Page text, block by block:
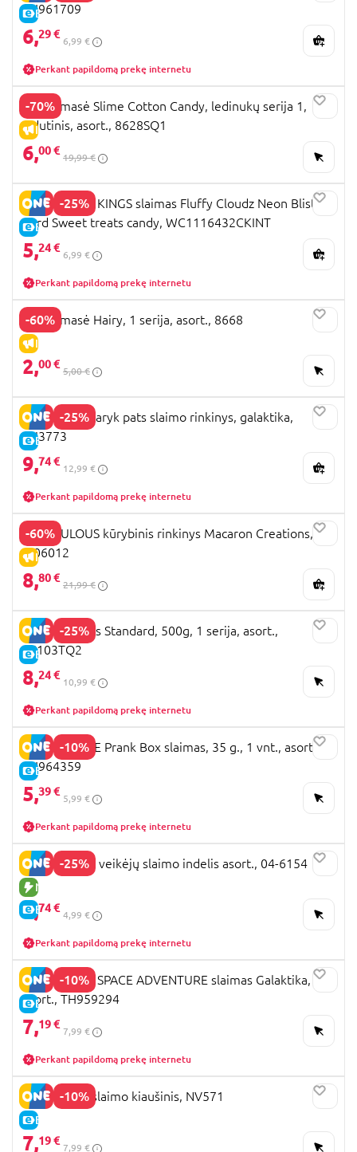
E-KAINA
TH961709
6,29 €
6,99 €
Perkant papildomą prekę internetu
-70%
IŠPARDAVIMAS
OOSH masė Slime Cotton Candy, ledinukų serija 1,
vidutinis, asort., 8628SQ1
6,00 €
19,99 €
-25%
E-KAINA
COMPOUND KINGS slaimas Fluffy Cloudz Neon Blister
Card Sweet treats candy, WC1116432CKINT
5,24 €
6,99 €
Perkant papildomą prekę internetu
-60%
IŠPARDAVIMAS
OOSH masė Hairy, 1 serija, asort., 8668
2,00 €
5,00 €
-25%
E-KAINA
TUBAN Pasidaryk pats slaimo rinkinys, galaktika,
TU3773
9,74 €
12,99 €
Perkant papildomą prekę internetu
-60%
IŠPARDAVIMAS
MIRACULOUS kūrybinis rinkinys Macaron Creations,
M06012
8,80 €
21,99 €
-25%
E-KAINA
OOSH slaimas Standard, 500g, 1 serija, asort.,
86103TQ2
8,24 €
10,99 €
Perkant papildomą prekę internetu
-10%
E-KAINA
TRENDHAUSE Prank Box slaimas, 35 g., 1 vnt., asort,
TH964359
5,39 €
5,99 €
Perkant papildomą prekę internetu
-25%
NAUJA PREKĖ
E-KAINA
HELLO KITTY veikėjų slaimo indelis asort., 04-6154
3,74 €
4,99 €
Perkant papildomą prekę internetu
-10%
E-KAINA
TRENDHAUS SPACE ADVENTURE slaimas Galaktika,
asort., TH959294
7,19 €
7,99 €
Perkant papildomą prekę internetu
-10%
E-KAINA
Didelis dino slaimo kiaušinis, NV571
7,19 €
7,99 €